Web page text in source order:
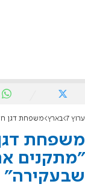
ערוץ 7 בארץ משפחת דגן
משפחת
"מתקנים
שבעקירה"